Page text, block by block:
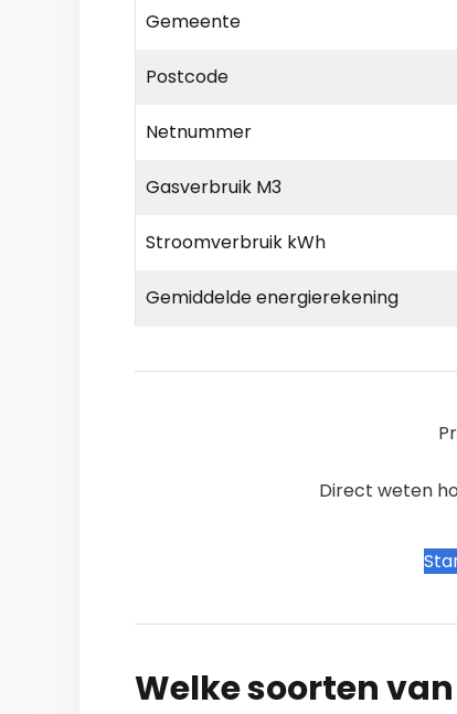
Gemeente
Postcode
Netnummer
Gasverbruik M3
Stroomverbruik kWh
Gemiddelde energierekening
Direct weten
Welke soorten